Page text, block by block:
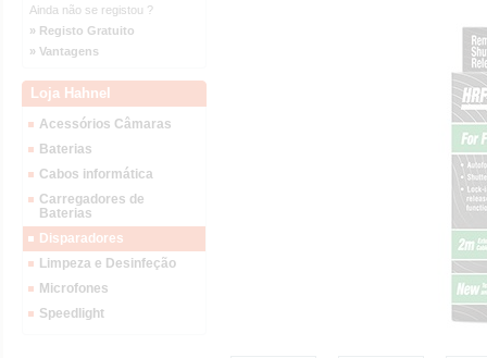
Ainda não se registou ?
» Registo Gratuito
» Vantagens
Loja Hahnel
Acessórios Câmaras
Baterias
Cabos informática
Carregadores de
Baterias
Disparadores
Limpeza e Desinfeção
Microfones
Speedlight